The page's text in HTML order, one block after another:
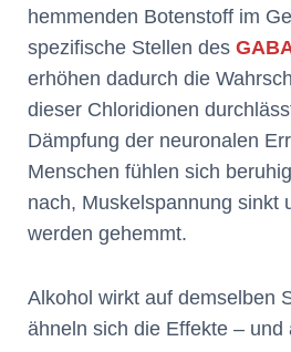
hemmenden Botenstoff im
spezifische Stellen des
erhöhen dadurch die
dieser Chloridionen
Dämpfung der neuronalen
Menschen fühlen sich
nach, Muskelspannung sinkt
werden gehemmt.
Alkohol wirkt auf demselben
ähneln sich die Effekte – und